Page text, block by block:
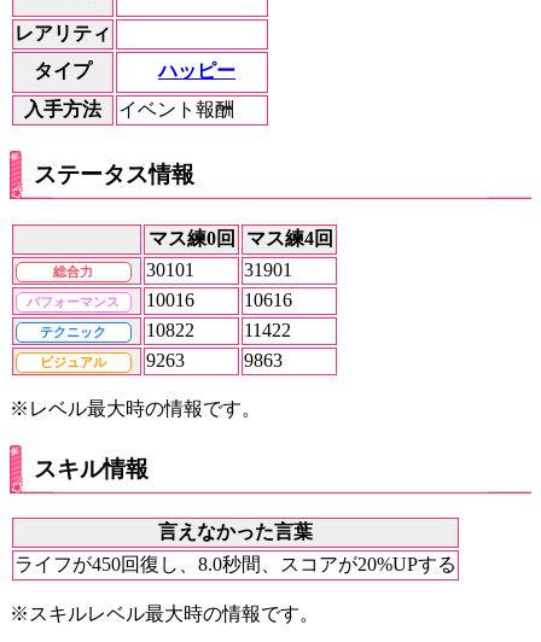
レアリティ
タイプ
ハッピー
入手方法
イベント報酬
ステータス情報
マス練0回 マス練4回
総合力 30101 31901
パフォーマンス 10016 10616
テクニック 10822 11422
ビジュアル 9263 9863
※レベル最大時の情報です。
スキル情報
言えなかった言葉
ライフが450回復し、8.0秒間、スコアが20%UPする
※スキルレベル最大時の情報です。